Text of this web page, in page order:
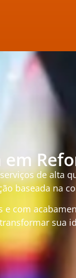
de alta
baseada na
com
sua